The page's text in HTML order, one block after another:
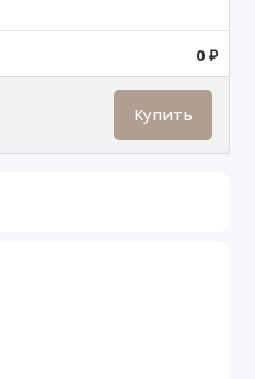
0 ₽
Купить